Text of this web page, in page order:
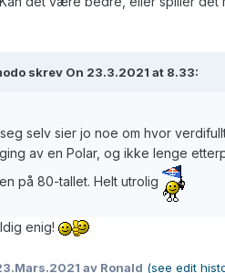
skrev On 23.3.2021 at 8.33:
selv sier jo noe om hvor
av en Polar, og ikke lenge
på 80-tallet. Helt utrolig
enig!
av Ronald (see edit